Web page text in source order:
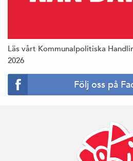
Läs vårt Kommunalpolitiska
2026
Följ oss på